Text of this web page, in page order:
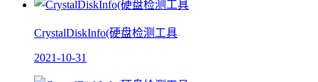
CrystalDiskInfo(硬盘检测工具
2021-10-31